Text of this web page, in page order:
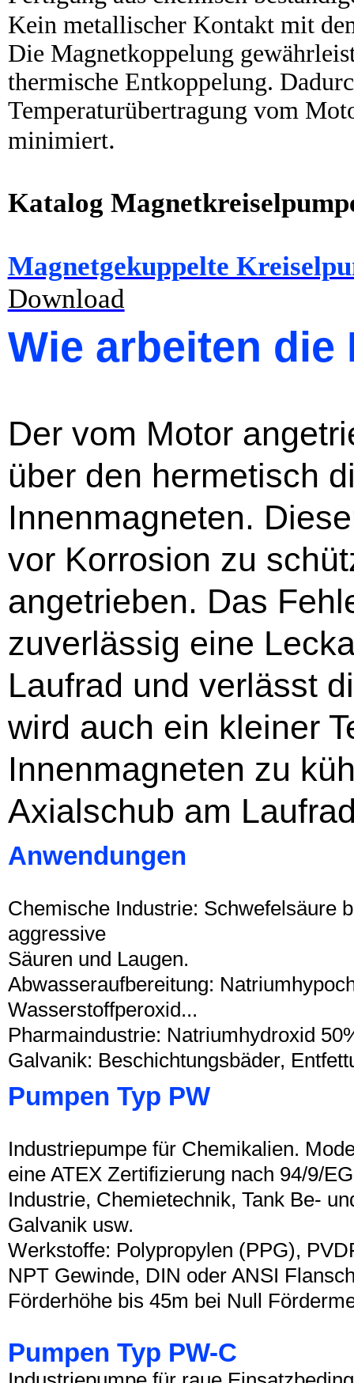
Kein metallischer Kontakt mit
Die Magnetkoppelung
thermische Entkoppelung.
Temperaturübertragung vom
minimiert.
Katalog
Magnetgekuppelte
Download
Wie arbeiten die
Der vom Motor
über den hermetisch
Innenmagneten.
vor Korrosion zu
angetrieben. Das
zuverlässig eine
Laufrad und verlässt
wird auch ein kleiner
Innenmagneten zu
Axialschub am
Anwendungen
Chemische Industrie: Schwefelsäure
aggressive
Säuren und Laugen.
Abwasseraufbereitung:
Wasserstoffperoxid...
Pharmaindustrie: Natriumhydroxid
Galvanik: Beschichtungsbäder,
Pumpen Typ PW
Industriepumpe für Chemikalien.
eine ATEX Zertifizierung nach 94/9/
Industrie, Chemietechnik, Tank Be-
Galvanik usw.
Werkstoffe: Polypropylen (PPG),
NPT Gewinde, DIN oder ANSI
Förderhöhe bis 45m bei Null
Pumpen Typ PW-C